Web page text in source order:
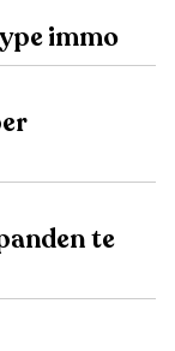
immo
te